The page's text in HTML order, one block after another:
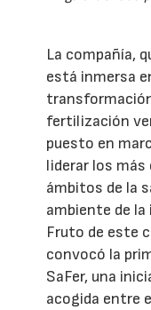
La compañía,
está inmersa
fertilización
puesto en
liderar los más
ámbitos de la
ambiente de la
Fruto de este
convocó la
SaFer, una
acogida entre